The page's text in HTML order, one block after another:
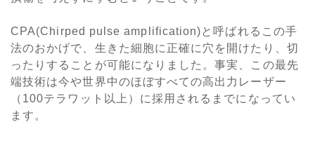
CPA(Chirped pulse amplification)と呼ばれるこの手
法のおかげで、生きた細胞に正確に穴を開けたり、切
ったりすることが可能になりました。事実、この最先
端技術は今や世界中のほぼすべての高出力レーザー
（100テラワット以上）に採用されるまでになってい
ます。